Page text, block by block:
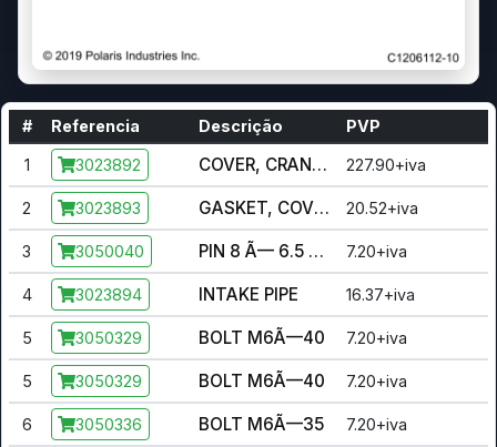
# Referencia Descrição PVP
1 3023892 COVER, CRANKCASE, LH 227.90+iva
2 3023893 GASKET, COVER, CRANKCASE, LH 20.52+iva
3 3050040 PIN 8 Ã— 6.5 Ã— 14 7.20+iva
4 3023894 INTAKE PIPE 16.37+iva
5 3050329 BOLT M6Ã—40 7.20+iva
5 3050329 BOLT M6Ã—40 7.20+iva
6 3050336 BOLT M6Ã—35 7.20+iva